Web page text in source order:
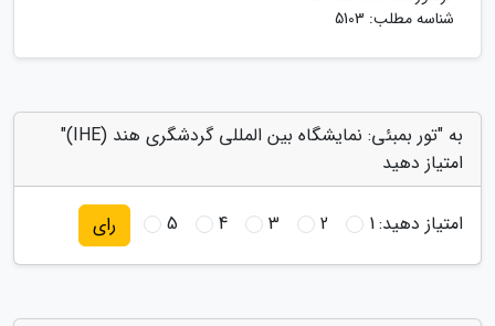
شناسه مطلب: 5103
به "تور بمبئی: نمایشگاه بین المللی گردشگری هند (IHE)"
امتیاز دهید
امتیاز دهید:1
2
3
4
5 رای